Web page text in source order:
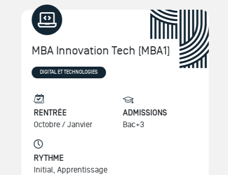
MBA Innovation Tech (MBA1)
DIGITAL ET TECHNOLOGIES
RENTRÉE
Octobre / Janvier
ADMISSIONS
Bac+3
RYTHME
Initial, Apprentissage